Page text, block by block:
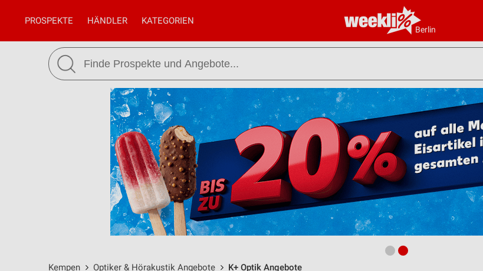
Berlin
PROSPEKTE HÄNDLER KATEGORIEN
Kempen Optiker & Hörakustik Angebote K+ Optik Angebote